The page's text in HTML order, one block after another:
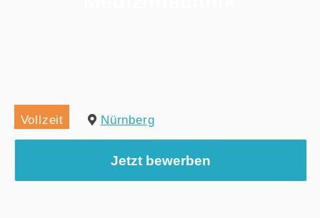
Vollzeit Nürnberg
Jetzt bewerben